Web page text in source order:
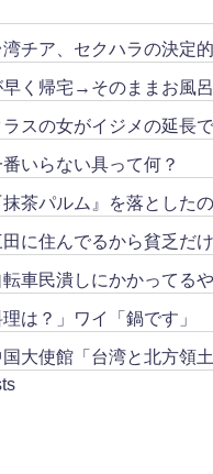
湾チア、セクハラの決定
早く帰宅→そのままお風
スの女がイジメの延長
いらない具って何？
茶パルム』を落とした
に住んでるから貧乏だ
転車民潰しにかかってる
は？」ワイ「鍋です」
国大使館「台湾と北方領